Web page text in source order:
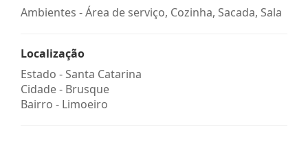
Ambientes - Área de serviço, Cozinha, Sacada, Sala
Localização
Estado -Santa Catarina
Cidade - Brusque
Bairro - Limoeiro